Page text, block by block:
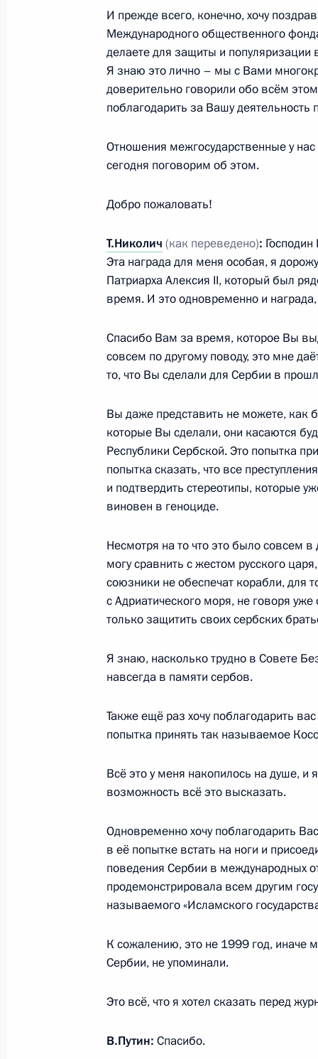
10 марта 2016 года, 15:20
Вручение государственных наград
10 марта 2016 года, 14:30 Москва, Кремль
Телефонный разговор с Премьер-
Рабочая встреча с Министром
Скворцовой
Встреча с Министром сельского
Ткачёвым
9 марта 2016 года, 19:50 Московская
9 марта 2016 года, 18:30 Московская
10 марта Владимир Путин
9 марта 2016 года, 11:15
8 марта 2016 года, вторник
Томиславом Николичем
Поздравление российским
8 марта 2016 года, 09:00
7 марта 2016 года, понедельник
Сиси
И прежде всего, конечно, хочу
Международного общественного
делаете для защиты и популяризации
Я знаю это лично – мы с Вами
доверительно говорили обо всём
поблагодарить за Вашу
Отношения межгосударственные у
сегодня поговорим об этом.
Добро пожаловать!
Т.Николич (как переведено):
Эта награда для меня особая, я
Патриарха Алексия II, который был
время. И это одновременно и
Спасибо Вам за время, которое Вы
совсем по другому поводу, это мне
то, что Вы сделали для Сербии в
Вы даже представить не можете, как
которые Вы сделали, они касаются
Республики Сербской. Это попытка
попытка сказать, что все
и подтвердить стереотипы, которые
виновен в геноциде.
Несмотря на то что это было совсем в
могу сравнить с жестом русского
союзники не обеспечат корабли, для
с Адриатического моря, не говоря уже
только защитить своих сербских
Я знаю, насколько трудно в Совете
навсегда в памяти сербов.
Также ещё раз хочу поблагодарить
попытка принять так называемое
Всё это у меня накопилось на душе, и
возможность всё это высказать.
Одновременно хочу поблагодарить
в её попытке встать на ноги и
поведения Сербии в международных
продемонстрировала всем другим
называемого «Исламского
К сожалению, это не 1999 год, иначе
Сербии, не упоминали.
Это всё, что я хотел сказать перед
В.Путин: Спасибо.